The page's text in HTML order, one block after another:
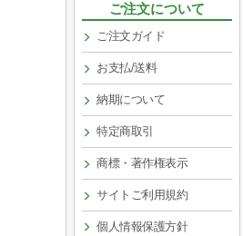
ご注文について
ご注文ガイド
お支払/送料
納期について
特定商取引
商標・著作権表示
サイトご利用規約
個人情報保護方針